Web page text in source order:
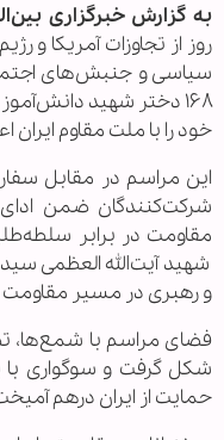
به گزارش خبرگزاری
روز از تجاوزات آمریکا و
سیاسی و جنبش‌های
۱۶۸ دختر شهید
خود را با ملت مقاوم ایران
این مراسم در مقابل
شرکت‌کنندگان ضمن ادای
مقاومت در برابر
شهید آیت‌الله العظمی
و رهبری در مسیر
فضای مراسم با شمع‌ها،
شکل گرفت و سوگواری
حمایت از ایران درهم